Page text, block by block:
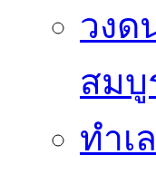
วงด
สม
ทำเ